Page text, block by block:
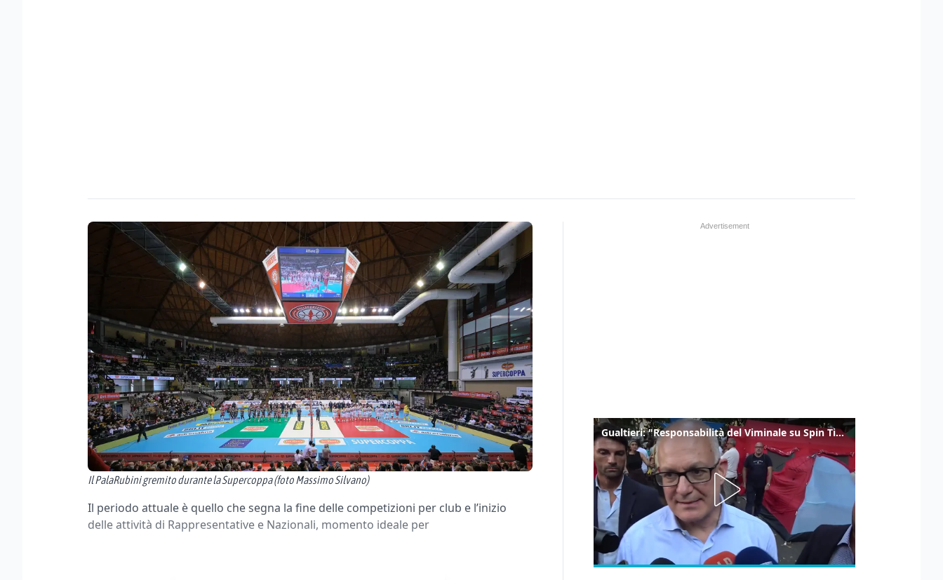
Il PalaRubini gremito durante la Supercoppa (foto Massimo Silvano)
Il periodo attuale è quello che segna la fine delle competizioni per club e l’inizio
delle attività di Rappresentative e Nazionali, momento ideale per
Gualtieri: "Responsabilità del Viminale su Spin Time? La posizione dei partiti è nota"